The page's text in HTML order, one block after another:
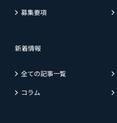
募集要項
新着情報
全ての記事一覧
コラム